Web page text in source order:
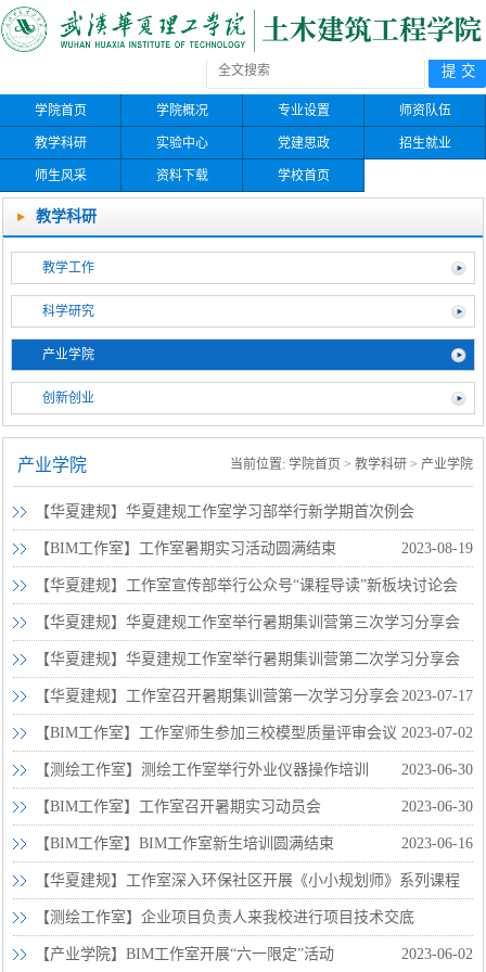
学院首页 学院概况 专业设置 师资队伍
教学科研 实验中心 党建思政 招生就业
师生风采 资料下载 学校首页
教学科研
教学工作
科学研究
产业学院
创新创业
产业学院 当前位置: 学院首页> 教学科研> 产业学院
【华夏建规】华夏建规工作室学习部举行新学期首次例会
2023-09-01
【BIM工作室】工作室暑期实习活动圆满结束 2023-08-19
【华夏建规】工作室宣传部举行公众号“课程导读”新板块讨论会
2023-08-11
【华夏建规】华夏建规工作室举行暑期集训营第三次学习分享会
2023-07-31
【华夏建规】华夏建规工作室举行暑期集训营第二次学习分享会
2023-07-24
【华夏建规】工作室召开暑期集训营第一次学习分享会 2023-07-17
【BIM工作室】工作室师生参加三校模型质量评审会议 2023-07-02
【测绘工作室】测绘工作室举行外业仪器操作培训 2023-06-30
【BIM工作室】工作室召开暑期实习动员会 2023-06-30
【BIM工作室】BIM工作室新生培训圆满结束 2023-06-16
【华夏建规】工作室深入环保社区开展《小小规划师》系列课程
2023-06-16
【测绘工作室】企业项目负责人来我校进行项目技术交底
2023-06-07
【产业学院】BIM工作室开展“六一限定”活动 2023-06-02